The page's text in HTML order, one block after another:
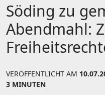
Söding zu
Abendmahl:
VERÖFFENTLICHT AM
3 MINUTEN